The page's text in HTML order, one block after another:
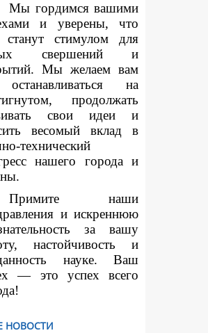
Мы гордимся вашими
и уверены, что
стимулом для
свершений и
Мы желаем вам
на
продолжать
свои идеи и
весомый вклад в
технический
нашего города и
Примите наши
и искреннюю
за вашу
настойчивость и
науке. Ваш
— это успех всего
НОВОСТИ